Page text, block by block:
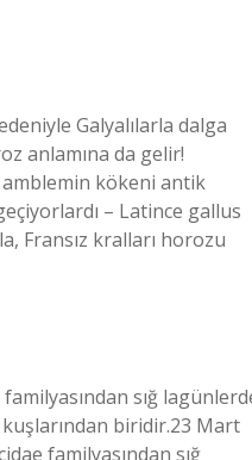
Galyalılarla dalga
anlamına da gelir!
amblemin kökeni antik
– Latince gallus
Fransız kralları horozu
sığ
biridir.23 Mart
familyasından sığ